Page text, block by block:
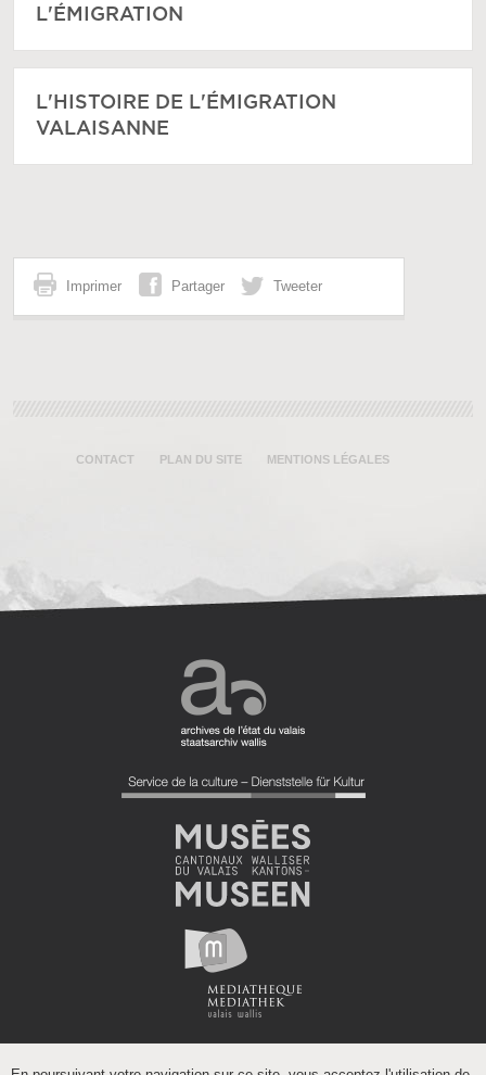
L'ÉMIGRATION
L'HISTOIRE DE L'ÉMIGRATION
VALAISANNE
Imprimer Partager Tweeter
CONTACT PLAN DU SITE MENTIONS LÉGALES